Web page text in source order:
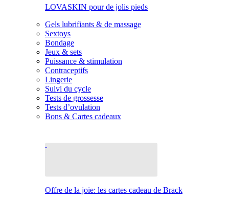
LOVASKIN pour de jolis pieds
Gels lubrifiants & de massage
Sextoys
Bondage
Jeux & sets
Puissance & stimulation
Contraceptifs
Lingerie
Suivi du cycle
Tests de grossesse
Tests d’ovulation
Bons & Cartes cadeaux
Offre de la joie: les cartes cadeau de Brack